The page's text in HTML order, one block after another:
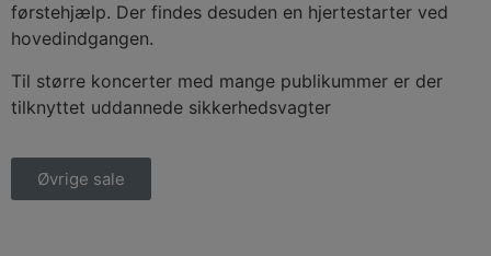
førstehjælp. Der findes desuden en hjertestarter ved
hovedindgangen.
Til større koncerter med mange publikummer er der
tilknyttet uddannede sikkerhedsvagter
Øvrige sale